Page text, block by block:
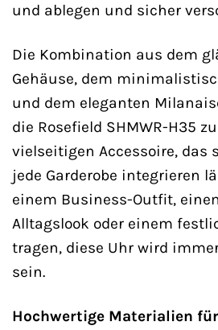
und ablegen und sicher
Die Kombination aus dem
Gehäuse, dem
und dem eleganten
die Rosefield SHMWR-H35
vielseitigen Accessoire, das
jede Garderobe integrieren
einem Business-Outfit,
Alltagslook oder einem
tragen, diese Uhr wird
sein.
Hochwertige Materialien